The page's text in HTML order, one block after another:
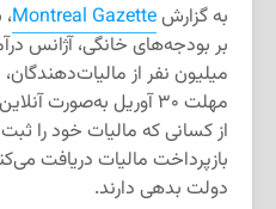
به گزارشMontreal Gazette
میلیون نفر از
دولت بدهی دارند.